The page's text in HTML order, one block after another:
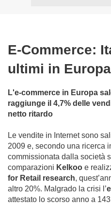
E-Commerce:
ultimi in Europa
L'e-commerce in Europa
raggiunge il 4,7% delle
netto ritardo
Le vendite in Internet sono
2009 e, secondo una ricerca
commissionata dalla società
comparazioni Kelkoo e
for Retail research,
altro 20%. Malgrado la crisi l’
attestato lo scorso anno a